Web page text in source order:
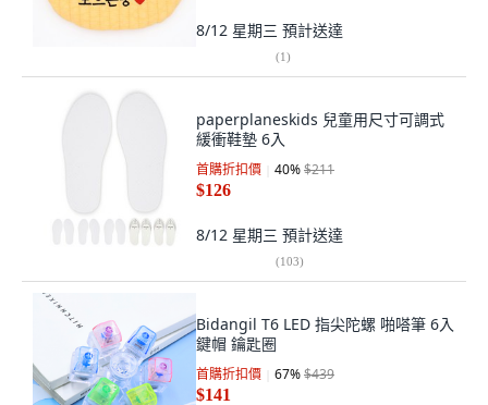
8/12 星期三 預計送達
(1)
paperplaneskids 兒童用尺寸可調式
緩衝鞋墊 6入
首購折扣價 40%$211
$126
8/12 星期三 預計送達
(103)
Bidangil T6 LED 指尖陀螺 啪嗒筆 6入
鍵帽 鑰匙圈
首購折扣價 67%$439
$141